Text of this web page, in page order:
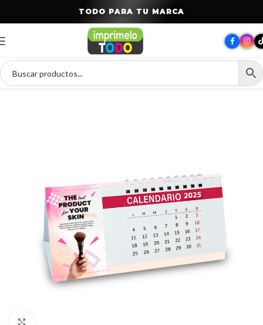
T ODO PARA T U MARCA